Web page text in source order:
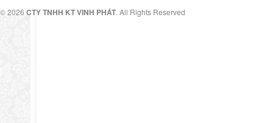
© 2026 CTY TNHH KT VINH PHÁT. All Rights Reserved